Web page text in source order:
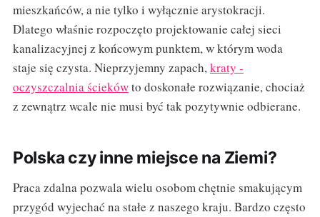
mieszkańców, a nie tylko i wyłącznie arystokracji.
Dlatego właśnie rozpoczęto projektowanie całej sieci
kanalizacyjnej z końcowym punktem, w którym woda
staje się czysta. Nieprzyjemny zapach,kraty -
oczyszczalnia ściekówto doskonałe rozwiązanie, chociaż
z zewnątrz wcale nie musi być tak pozytywnie odbierane.
Polska czy inne miejsce na Ziemi?
Praca zdalna pozwala wielu osobom chętnie smakującym
przygód wyjechać na stałe z naszego kraju. Bardzo często